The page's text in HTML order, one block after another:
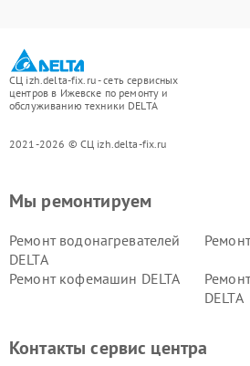
СЦ izh.delta-fix.ru - сеть сервисных
центров в Ижевске по ремонту и
обслуживанию техники DELTA
2021-2026 © СЦ izh.delta-fix.ru
Мы ремонтируем
Ремонт водонагревателей
DELTA
Ремонт кофемашин DELTA
DELTA
Контакты сервис центра